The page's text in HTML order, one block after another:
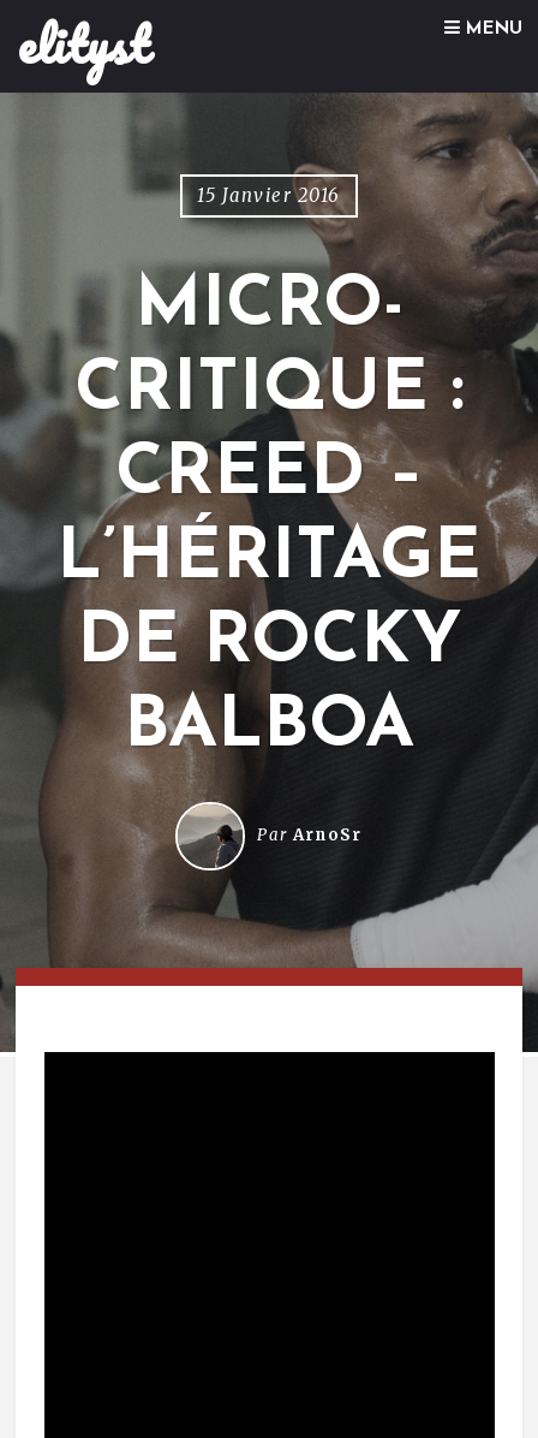
elityst MENU
Skip to content
15 Janvier 2016
MICRO-
CRITIQUE :
CREED –
L’HÉRITAGE
DE ROCKY
BALBOA
ParArnoSr